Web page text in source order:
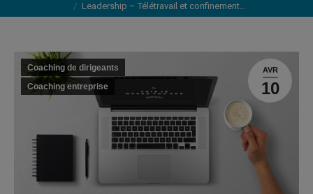
Leadership – Télétravail et confinement…
AVR
10
Coaching de dirigeants
Coaching entreprise